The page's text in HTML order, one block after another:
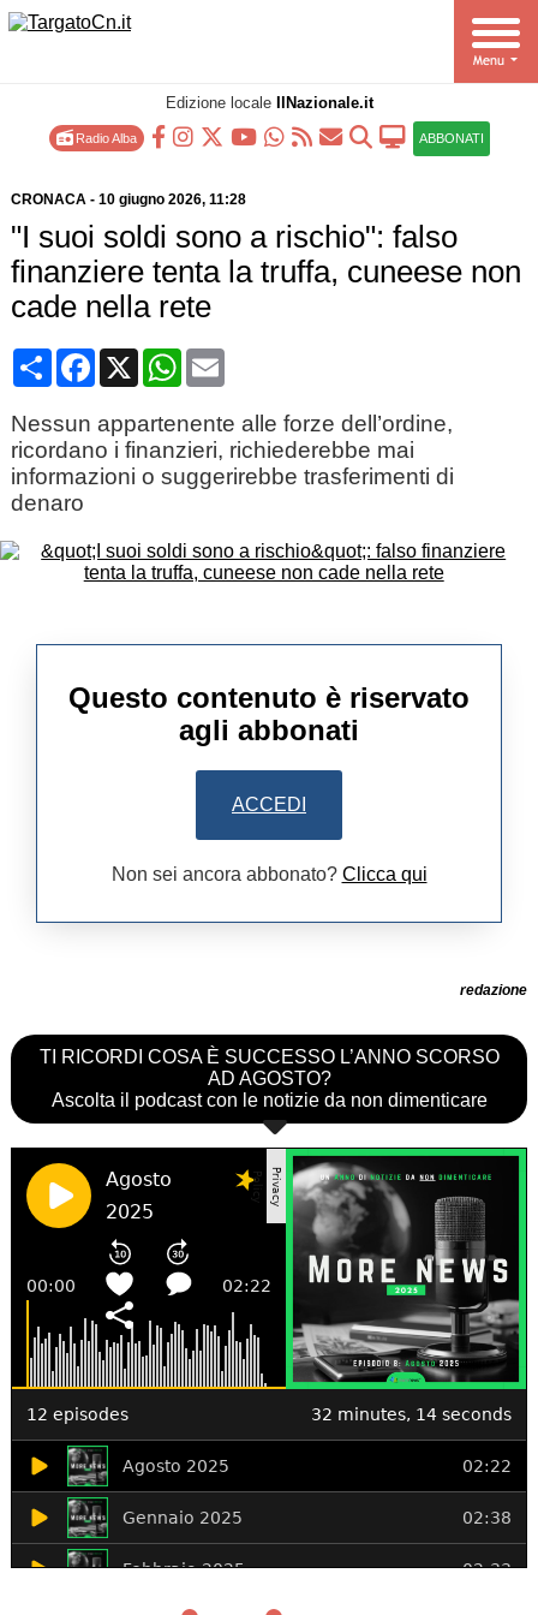
Edizione locale IlNazionale.it
Radio Alba ABBONATI
CRONACA- 10 giugno 2026, 11:28
"I suoi soldi sono a rischio": falso
finanziere tenta la truffa, cuneese non
cade nella rete
CondividiFacebook
X WhatsApp
Email
Nessun appartenente alle forze dell’ordine,
ricordano i finanzieri, richiederebbe mai
informazioni o suggerirebbe trasferimenti di
denaro
Questo contenuto è riservato
agli abbonati
ACCEDI
Non sei ancora abbonato? Clicca qui
redazione
TI RICORDI COSA È SUCCESSO L’ANNO SCORSO
AD AGOSTO?
Ascolta il podcast con le notizie da non dimenticare